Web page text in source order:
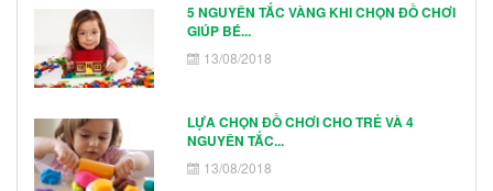
5 NGUYÊN TẮC VÀNG KHI CHỌN ĐỒ CHƠI
GIÚP BÉ...
13/08/2018
LỰA CHỌN ĐỒ CHƠI CHO TRẺ VÀ 4
NGUYÊN TẮC...
13/08/2018